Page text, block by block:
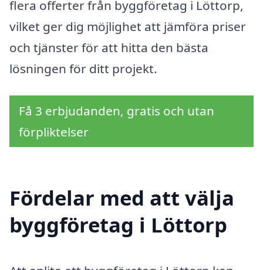
flera offerter från byggföretag i Löttorp,
vilket ger dig möjlighet att jämföra priser
och tjänster för att hitta den bästa
lösningen för ditt projekt.
Få 3 erbjudanden, gratis och utan
förpliktelser
Fördelar med att välja
byggföretag i Löttorp